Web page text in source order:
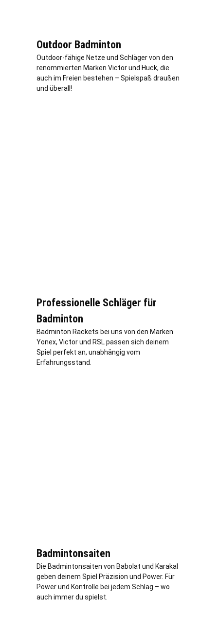
Outdoor Badminton
Outdoor-fähige Netze und Schläger von den
renommierten Marken Victor und Huck, die
auch im Freien bestehen – Spielspaß draußen
und überall!
Professionelle Schläger für
Badminton
Badminton Rackets bei uns von den Marken
Yonex, Victor und RSL passen sich deinem
Spiel perfekt an, unabhängig vom
Erfahrungsstand.
Badmintonsaiten
Die Badmintonsaiten von Babolat und Karakal
geben deinem Spiel Präzision und Power. Für
Power und Kontrolle bei jedem Schlag – wo
auch immer du spielst.